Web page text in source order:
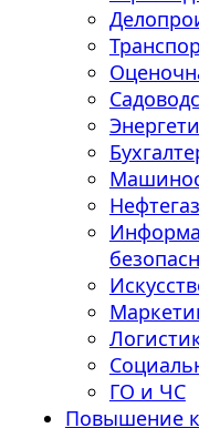
ГО и ЧС
Повышение